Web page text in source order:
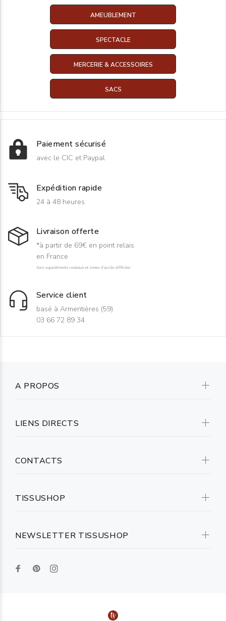
AMEUBLEMENT
SPECTACLE
MERCERIE & ACCESSOIRES
SACS
Paiement sécurisé
avec le CIC et Paypal
Expédition rapide
24 à 48 heures
Livraison offerte
*à partir de 69€ en point relais
en France
hors suppléments rouleaux et zones d'accès difficiles
Service client
basé à Armentières (59)
03 66 72 89 34
NEWSLETTER TISSUSHOP
A PROPOS
LIENS DIRECTS
CONTACTS
TISSUSHOP